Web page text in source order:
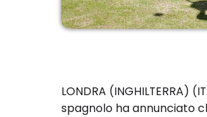
LONDRA (INGHILTERRA)
spagnolo ha annunciato